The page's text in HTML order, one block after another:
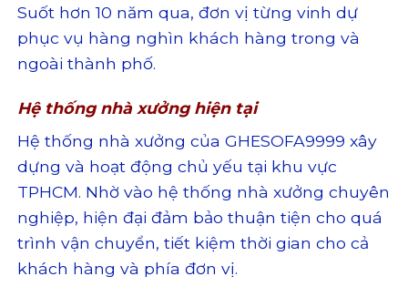
Suốt hơn 10 năm qua, đơn vị từng vinh dự
phục vụ hàng nghìn khách hàng trong và
ngoài thành phố.
Hệ thống nhà xưởng hiện tại
Hệ thống nhà xưởng của GHESOFA9999 xây
dựng và hoạt động chủ yếu tại khu vực
TPHCM. Nhờ vào hệ thống nhà xưởng chuyên
nghiệp, hiện đại đảm bảo thuận tiện cho quá
trình vận chuyển, tiết kiệm thời gian cho cả
khách hàng và phía đơn vị.